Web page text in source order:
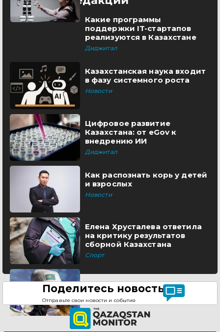
Какие программы
поддержки IT-стартапов
реализуются в Казахстане
Диджитал
Казахстанская наука входит
в фазу системного роста
Новости
Цифровое развитие
Казахстана: от eGov к
внедрению ИИ
Диджитал
Как распознать корь у детей
и взрослых
Новости
Елена Хрусталева ответила
на критику результатов
сборной Казахстана
Спорт
Поделитесь новостью
Отправьте свои новости и события